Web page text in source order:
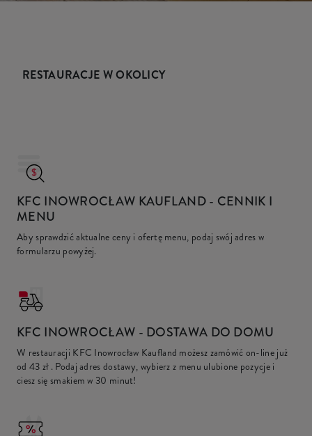
RESTAURACJE W OKOLICY
KFC INOWROCŁAW KAUFLAND- CENNIK I
MENU
Aby sprawdzić aktualne ceny i ofertę menu, podaj swój adres w
formularzu powyżej.
KFC INOWROCŁAW - DOSTAWA DO DOMU
W restauracji KFC Inowrocław Kaufland możesz zamówić on-line już
od 43 zł. Podaj adres dostawy, wybierz z menu ulubione pozycje i
ciesz się smakiem w 30 minut!